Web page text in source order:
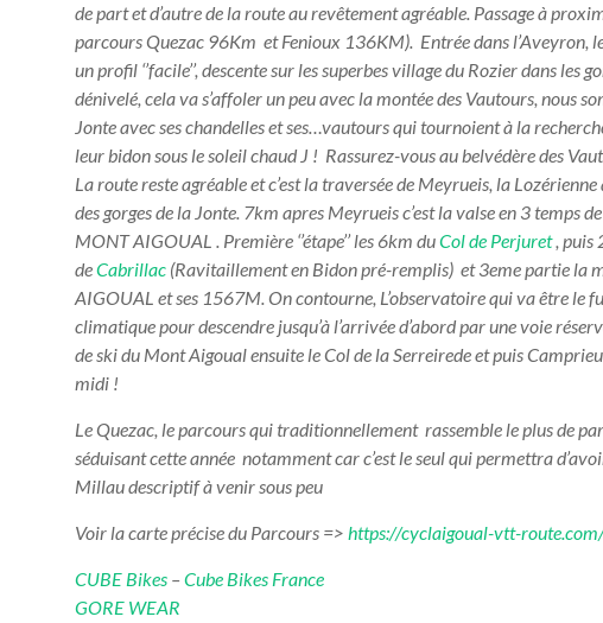
de part et d’autre de la route au revêtement agréable. Passage à
parcours Quezac 96Km et Fenioux 136KM). Entrée dans l’Aveyron,
un profil ‘’facile’’, descente sur les superbes village du Rozier dans
dénivelé, cela va s’affoler un peu avec la montée des Vautours, nous
Jonte avec ses chandelles et ses…vautours qui tournoient à la
leur bidon sous le soleil chaud J ! Rassurez-vous au belvédère des
La route reste agréable et c’est la traversée de Meyrueis, la
des gorges de la Jonte. 7km apres Meyrueis c’est la valse en 3 temps
MONT AIGOUAL . Première ‘’étape’’ les 6km duCol de Perjuret, puis
deCabrillac (Ravitaillement en Bidon pré-remplis) et 3eme partie la
AIGOUAL et ses 1567M. On contourne, L’observatoire qui va être
climatique pour descendre jusqu’à l’arrivée d’abord par une voie
de ski du Mont Aigoual ensuite le Col de la Serreirede et puis
midi !
Le Quezac, le parcours qui traditionnellement rassemble le plus de
séduisant cette année notamment car c’est le seul qui permettra
Millau descriptif à venir sous peu
Voir la carte précise du Parcours => https://cyclaigoual-vtt-
CUBE Bikes –Cube Bikes France
GORE WEAR